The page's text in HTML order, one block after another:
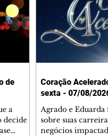
de
a
decide
Coração
sexta - 07/08/
Agrado e
sobre suas
negócios